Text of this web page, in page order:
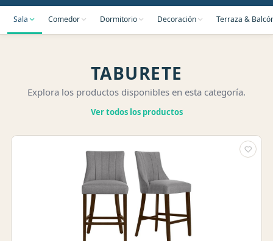
Sala Comedor Dormitorio Decoración Terraza &
TABURETE
Explora los productos disponibles en esta categoría.
Ver todos los productos